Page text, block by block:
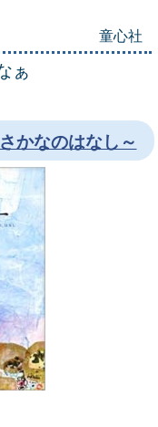
童心社
ぁ
かなのはなし～